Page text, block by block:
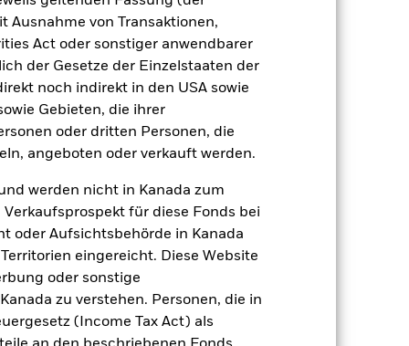
Ausnahme von Transaktionen,
Act oder sonstiger anwendbarer
der Gesetze der Einzelstaaten der
noch indirekt in den USA sowie
Gebieten, die ihrer
oder dritten Personen, die
angeboten oder verkauft werden.
werden nicht in Kanada zum
für diese Fonds bei
oder Aufsichtsbehörde in Kanada
eingereicht. Diese Website
oder sonstige
zu verstehen. Personen, die in
(Income Tax Act) als
Verkaufsprospekt
Unterlagen
einzelnen Jahren
Verlust oder Gewinn pro Jahr in den
zu beurteilen, wie das Produkt in
der Benchmark.